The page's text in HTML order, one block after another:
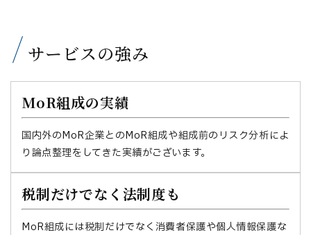
サービスの強み
MoR組成の実績
国内外のMoR企業とのMoR組成や組成前のリスク分析によ
り論点整理をしてきた実績がございます。
税制だけでなく法制度も
MoR組成には税制だけでなく消費者保護や個人情報保護な